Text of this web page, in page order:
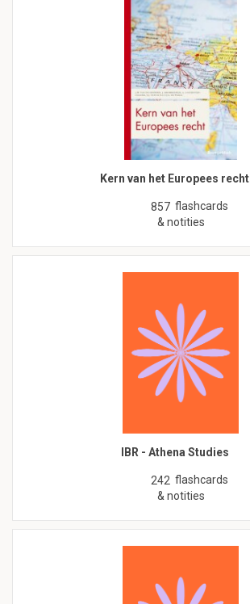
Kern van het Europees recht
857 flashcards
& notities
IBR - Athena Studies
242 flashcards
& notities